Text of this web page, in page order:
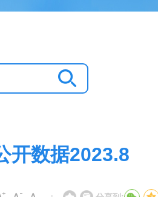
开数据2023.8